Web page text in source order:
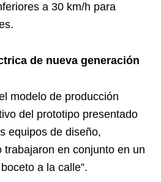
a 30 km/h para
de nueva generación
modelo de producción
del prototipo presentado
equipos de diseño,
trabajaron en conjunto en un
a la calle”.